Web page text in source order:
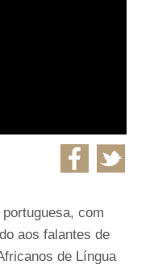
com
aos falantes de
de Língua